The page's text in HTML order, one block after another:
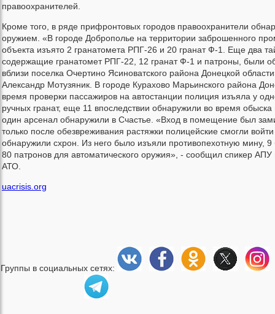
правоохранителей.
Кроме того, в ряде прифронтовых городов правоохранители
оружием. «В городе Доброполье на территории заброшенного
объекта изъято 2 гранатомета РПГ-26 и 20 гранат Ф-1. Еще два
содержащие гранатомет РПГ-22, 12 гранат Ф-1 и патроны, были
вблизи поселка Очертино Ясиноватского района Донецкой
Александр Мотузяник. В городе Курахово Марьинского района
время проверки пассажиров на автостанции полиция изъяла у
ручных гранат, еще 11 впоследствии обнаружили во время
один арсенал обнаружили в Счастье. «Вход в помещение был
только после обезвреживания растяжки полицейские смогли войти
обнаружили схрон. Из него было изъяли противопехотную мину, 9
80 патронов для автоматического оружия», - сообщил спикер
АТО.
uacrisis.org
Группы в социальных сетях: